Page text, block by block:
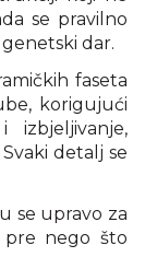
se pravilno
dar.
faseta
korigujući
detalj se
se upravo za
nego što